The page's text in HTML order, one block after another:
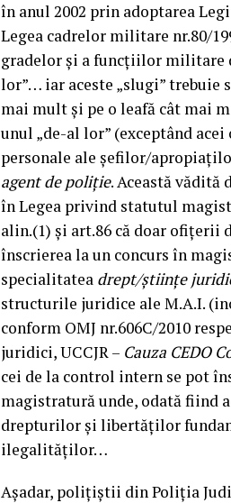
în anul 2002 prin adoptarea
Legea cadrelor militare nr.80/
gradelor și a funcțiilor militare
lor”… iar aceste „slugi” trebuie
mai mult și pe o leafă cât mai
unul „de-al lor” (exceptând
personale ale șefilor/
agent de poliție. Această
în Legea privind statutul
alin.(1) și art.86 că doar ofițerii
înscrierea la un concurs în
specialitatea drept/științe
structurile juridice ale M.A.I.
conform OMJ nr.606C/2010
juridici, UCCJR – Cauza CEDO
cei de la control intern se pot
magistratură unde, odată fiind
drepturilor și libertăților
ilegalităților…
Așadar, polițiștii din Poliția